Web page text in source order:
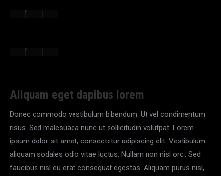
Aliquam eget dapibus lorem
Donec commodo vestibulum bibendum. Ut vel condimentum
risus. Sed malesuada nunc ut sollicitudin volutpat. Lorem
ipsum dolor sit amet, consectetur adipiscing elit. Vestibulum
aliquam sodales odio vitae luctus. Nullam non nisl orci. Sed
faucibus nisl eu erat consequat egestas. Aliquam purus nisl,